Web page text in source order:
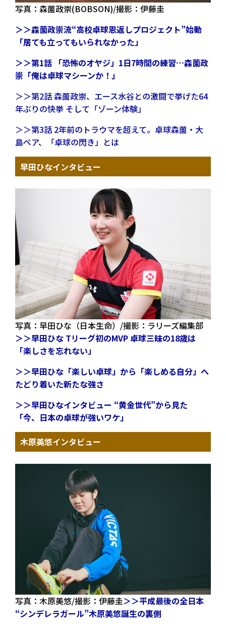
写真：森薗政崇(BOBSON)/撮影：伊藤圭
＞＞森薗政崇流“高校卓球恩返しプロジェクト”始動
「居ても立ってもいられなかった」
＞＞第1話 「恐怖のオヤジ」1日7時間の練習…森薗政
崇「俺は卓球マシーンか！」
＞＞第2話 森薗政崇、エース水谷との激闘で挙げた64
年ぶりの快挙 そして「ゾーン体験」
＞＞第3話 2年前のトラウマを超えて。卓球森薗・大
島ペア、「卓球の閃き」とは
早田ひなインタビュー
写真：早田ひな（日本生命）/撮影：ラリーズ編集部
＞＞早田ひな Tリーグ初のMVP 卓球三昧の18歳は
「楽しさを忘れない」
＞＞早田ひな「楽しい卓球」から「楽しめる自分」へ
たどり着いた新たな強さ
＞＞早田ひなインタビュー “黄金世代”から見た
「今、日本の卓球が強いワケ」
木原美悠インタビュー
写真：木原美悠/撮影：伊藤圭＞＞平成最後の全日本
“シンデレラガール”木原美悠誕生の裏側